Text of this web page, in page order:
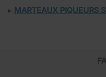
MARTEAUX PIQUEURS